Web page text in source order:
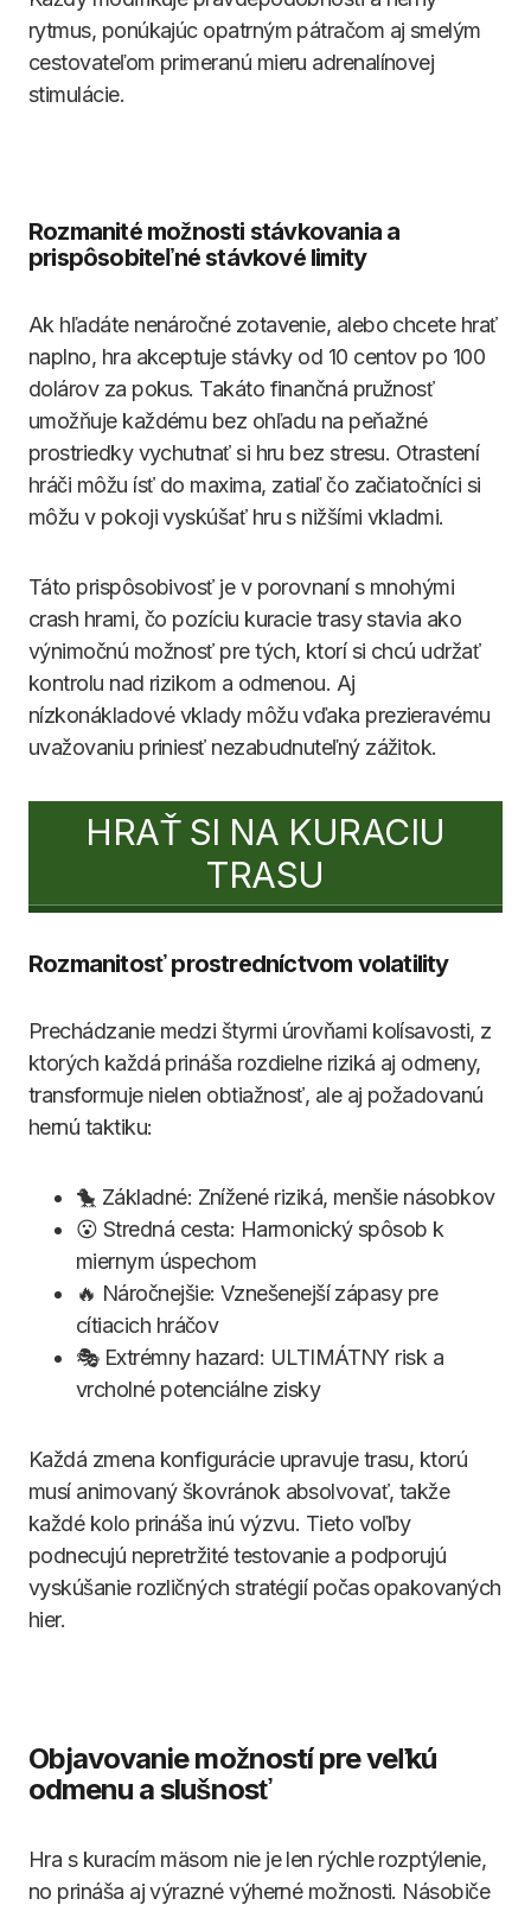
rytmus, ponúkajúc opatrným pátračom aj smelým
cestovateľom primeranú mieru adrenalínovej
stimulácie.
Rozmanité možnosti stávkovania a
prispôsobiteľné stávkové limity
Ak hľadáte nenáročné zotavenie, alebo chcete hrať
naplno, hra akceptuje stávky od 10 centov po 100
dolárov za pokus. Takáto finančná pružnosť
umožňuje každému bez ohľadu na peňažné
prostriedky vychutnať si hru bez stresu. Otrastení
hráči môžu ísť do maxima, zatiaľ čo začiatočníci si
môžu v pokoji vyskúšať hru s nižšími vkladmi.
Táto prispôsobivosť je v porovnaní s mnohými
crash hrami, čo pozíciu kuracie trasy stavia ako
výnimočnú možnosť pre tých, ktorí si chcú udržať
kontrolu nad rizikom a odmenou. Aj
nízkonákladové vklady môžu vďaka prezieravému
uvažovaniu priniesť nezabudnuteľný zážitok.
HRAŤ SI NA KURACIU
TRASU
Rozmanitosť prostredníctvom volatility
Prechádzanie medzi štyrmi úrovňami kolísavosti, z
ktorých každá prináša rozdielne riziká aj odmeny,
transformuje nielen obtiažnosť, ale aj požadovanú
hernú taktiku:
🐤 Základné: Znížené riziká, menšie násobkov
😮 Stredná cesta: Harmonický spôsob k
miernym úspechom
🔥 Náročnejšie: Vznešenejší zápasy pre
cítiacich hráčov
🎭 Extrémny hazard: ULTIMÁTNY risk a
vrcholné potenciálne zisky
Každá zmena konfigurácie upravuje trasu, ktorú
musí animovaný škovránok absolvovať, takže
každé kolo prináša inú výzvu. Tieto voľby
podnecujú nepretržité testovanie a podporujú
vyskúšanie rozličných stratégií počas opakovaných
hier.
Objavovanie možností pre veľkú
odmenu a slušnosť
Hra s kuracím mäsom nie je len rýchle rozptýlenie,
no prináša aj výrazné výherné možnosti. Násobiče